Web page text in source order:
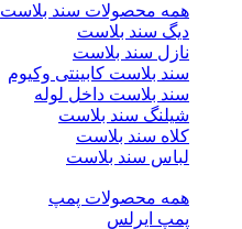
همه محصولات سند بلاست
دیگ سند بلاست
نازل سند بلاست
سند بلاست کابینتی وکیوم
سند بلاست داخل لوله
شیلنگ سند بلاست
کلاه سند بلاست
لباس سند بلاست
همه محصولات پمپ
پمپ ایرلس